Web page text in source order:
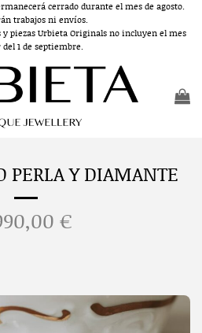
cerrado durante el mes de agosto.
trabajos ni envíos.
y piezas Urbieta Originals no incluyen el mes
1 de septiembre.
PERLA Y DIAMANTE
€